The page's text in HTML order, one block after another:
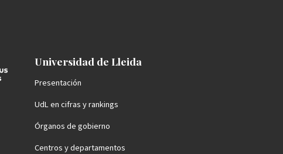
Universidad de Lleida
Presentación
UdL en cifras y rankings
Órganos de gobierno
Centros y departamentos